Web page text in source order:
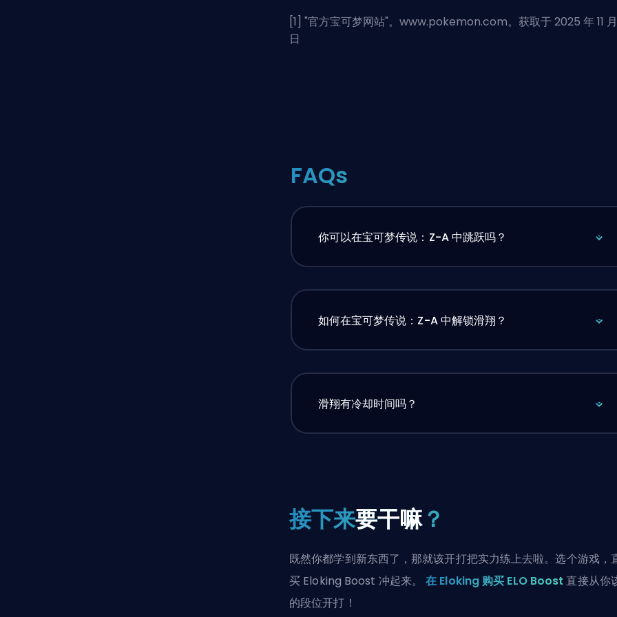
[1] "官方宝可梦网站"。www.pokemon.com。获取于 2025 年 11
日
FAQs
你可以在宝可梦传说：Z-A 中跳跃吗？
如何在宝可梦传说：Z-A 中解锁滑翔？
滑翔有冷却时间吗？
接下来要干嘛？
既然你都学到新东西了，那就该开打把实力练上去啦。选个游戏，
买 Eloking Boost 冲起来。在 Eloking 购买 ELO Boost 直接从你
的段位开打！